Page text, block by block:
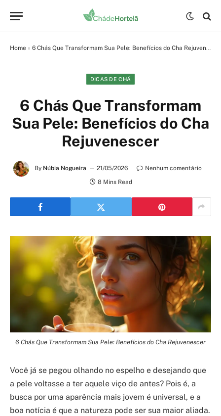
Home » 6 Chás Que Transformam Sua Pele: Benefícios do Cha Rejuvenescer
DICAS DE CHÁ
6 Chás Que Transformam
Sua Pele: Benefícios do Cha
Rejuvenescer
By Núbia Nogueira 21/05/2026
Nenhum comentário
8 Mins Read
6 Chás Que Transformam Sua Pele: Benefícios do Cha Rejuvenescer
Você já se pegou olhando no espelho e desejando que
a pele voltasse a ter aquele viço de antes? Pois é, a
busca por uma aparência mais jovem é universal, e a
boa notícia é que a natureza pode ser sua maior aliada.